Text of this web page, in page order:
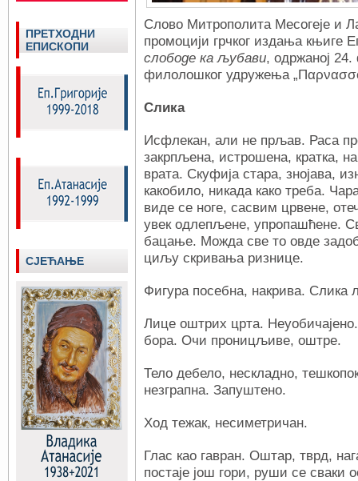
Слово Митрополита Месогеjе и
промоцији грчког издања књиге
слободе ка љубави, одржаној
филолошког удружења
Слика
Исфлекан, али не прљав. Раса
закрпљена, истрошена, кратка,
врата. Скуфија стара, знојава,
какобило, никада како треба.
виде се ноге, сасвим црвене,
увек одлепљене, упропашћене.
бацање. Можда све то овде
циљу скривања ризнице.
Фигура посебна, накрива. Слика
Лице оштрих црта.
бора. Очи проницљиве, оштре.
Тело дебело, нескладно,
незграпна. Запуштено.
Ход тежак, несиметричан.
Глас као гавран. Оштар, тврд,
постаје још гори, руши се сваки
ПРЕТХОДНИ
ЕПИСКОПИ
СЈЕЋАЊЕ